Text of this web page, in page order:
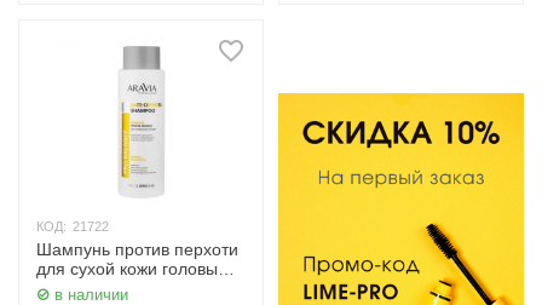
КОД: 21722
Шампунь против перхоти
для сухой кожи головы
400 мл Aravia
в наличии